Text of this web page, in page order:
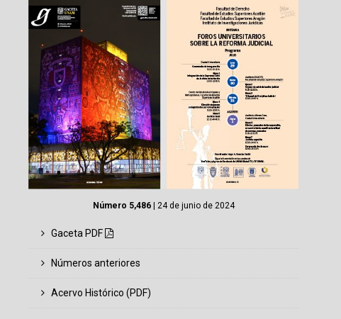
Número 5,486| 24 de junio de 2024
Gaceta PDF
Números anteriores
Acervo Histórico (PDF)